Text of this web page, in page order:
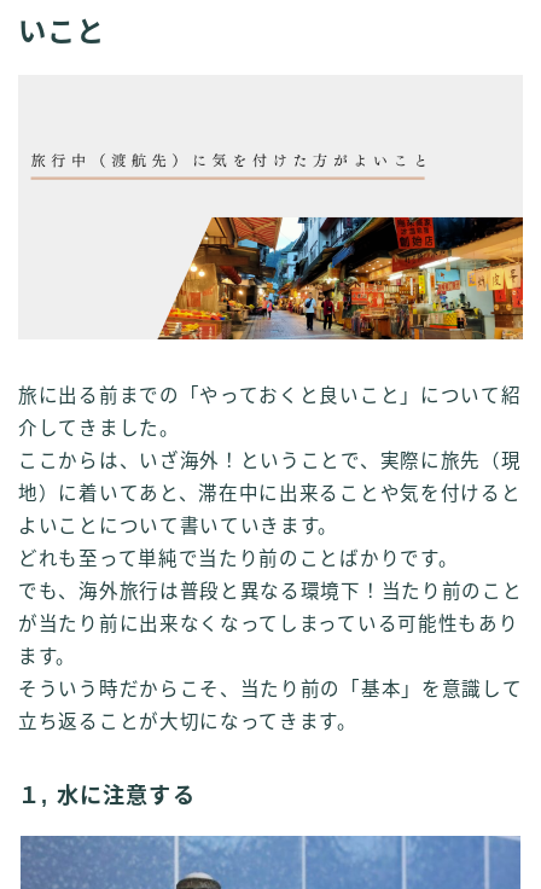
いこと
旅に出る前までの「やっておくと良いこと」について紹
介してきました。
ここからは、いざ海外！ということで、実際に旅先（現
地）に着いてあと、滞在中に出来ることや気を付けると
よいことについて書いていきます。
どれも至って単純で当たり前のことばかりです。
でも、海外旅行は普段と異なる環境下！当たり前のこと
が当たり前に出来なくなってしまっている可能性もあり
ます。
そういう時だからこそ、当たり前の「基本」を意識して
立ち返ることが大切になってきます。
１, 水に注意する